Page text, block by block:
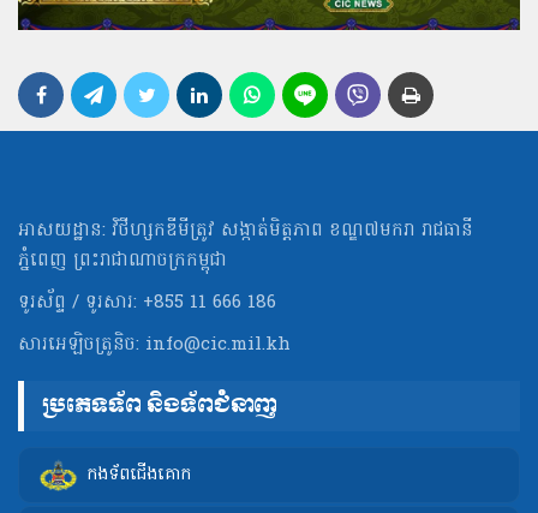
អាសយដ្ឋាន: វិថីហ្សកឌីមីត្រូវ សង្កាត់មិត្ដភាព ខណ្ឌ៧មករា រាជធានី
ភ្នំពេញ ព្រះរាជាណាចក្រកម្ពុជា
ទូរស័ព្ទ / ទូរសារ: +855 11 666 186
សារអេឡិចត្រូនិច: info@cic.mil.kh
ប្រភេទទ័ព និងទ័ពជំនាញ
កងទ័ពជើងគោក